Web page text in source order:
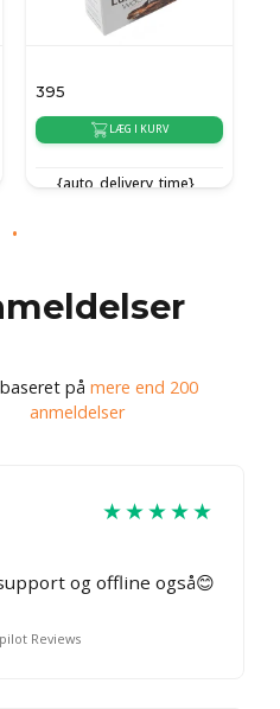
395
LÆG I KURV
{auto_delivery_time}
baseret på mere end 200
anmeldelser
★★★★★
og offline også😊
Reviews